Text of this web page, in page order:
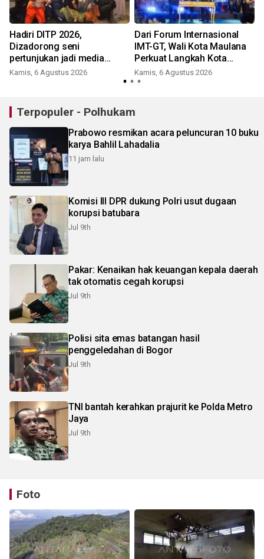
Hadiri DITP 2026,
Dizadorong seni
pertunjukan jadi media
edukasi Kota Ramah
Kamis, 6 Agustus 2026
Dari Forum Internasional
IMT-GT, Wali Kota Maulana
Perkuat Langkah Kota
Jambi Menuju Green City
Kamis, 6 Agustus 2026
Terpopuler - Polhukam
Prabowo resmikan acara peluncuran 10 buku
karya Bahlil Lahadalia
11 jam lalu
Komisi III DPR dukung Polri usut dugaan
korupsi batubara
Jul 9th
Pakar: Kenaikan hak keuangan kepala daerah
tak otomatis cegah korupsi
Jul 9th
Polisi sita emas batangan hasil
penggeledahan di Bogor
Jul 9th
TNI bantah kerahkan prajurit ke Polda Metro
Jaya
Jul 9th
Foto